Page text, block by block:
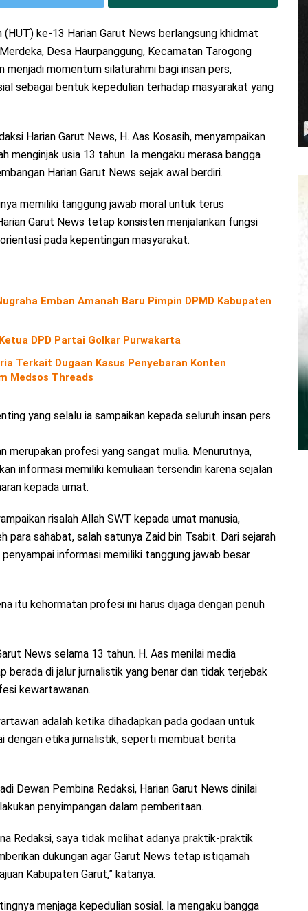
ke-13 Harian Garut News berlangsung khidmat
Desa Haurpanggung, Kecamatan Tarogong
momentum silaturahmi bagi insan pers,
sebagai bentuk kepedulian terhadap masyarakat yang
Harian Garut News, H. Aas Kosasih, menyampaikan
usia 13 tahun. Ia mengaku merasa bangga
Harian Garut News sejak awal berdiri.
memiliki tanggung jawab moral untuk terus
Garut News tetap konsisten menjalankan fungsi
pada kepentingan masyarakat.
Emban Amanah Baru Pimpin DPMD Kabupaten
DPD Partai Golkar Purwakarta
Terkait Dugaan Kasus Penyebaran Konten
Medsos Threads
yang selalu ia sampaikan kepada seluruh insan pers
merupakan profesi yang sangat mulia. Menurutnya,
informasi memiliki kemuliaan tersendiri karena sejalan
kepada umat.
risalah Allah SWT kepada umat manusia,
sahabat, salah satunya Zaid bin Tsabit. Dari sejarah
informasi memiliki tanggung jawab besar
itu kehormatan profesi ini harus dijaga dengan penuh
News selama 13 tahun. H. Aas menilai media
di jalur jurnalistik yang benar dan tidak terjebak
kewartawanan.
adalah ketika dihadapkan pada godaan untuk
dengan etika jurnalistik, seperti membuat berita
Dewan Pembina Redaksi, Harian Garut News dinilai
penyimpangan dalam pemberitaan.
Redaksi, saya tidak melihat adanya praktik-praktik
dukungan agar Garut News tetap istiqamah
Kabupaten Garut,” katanya.
menjaga kepedulian sosial. Ia mengaku bangga